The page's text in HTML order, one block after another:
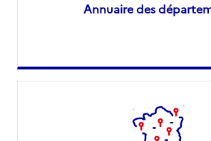
Annuaire des